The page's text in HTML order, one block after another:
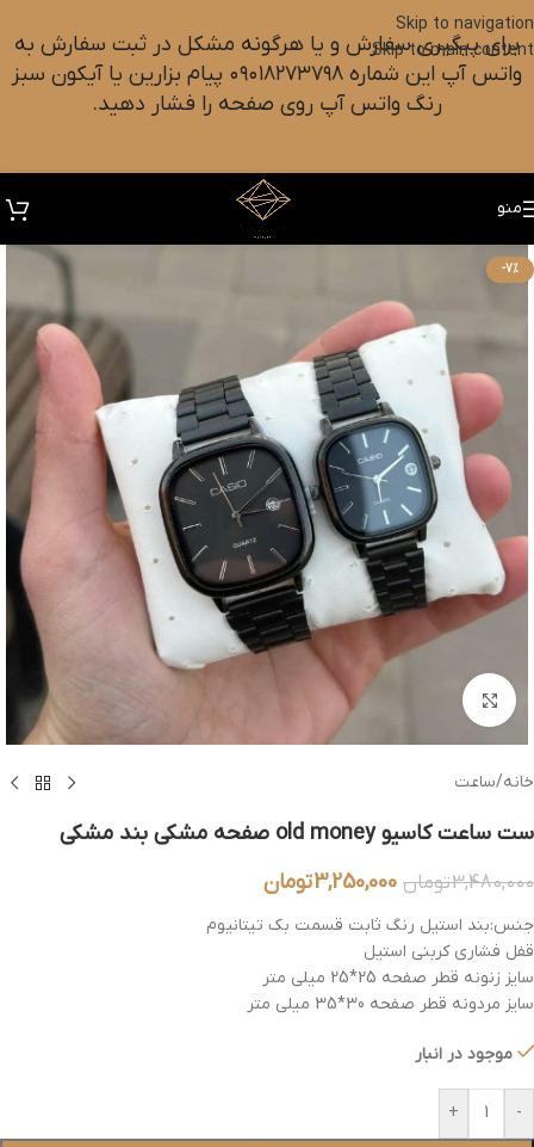
Skip to navigation
Skip to main content
برای پیگیری سفارش و یا هرگونه مشکل در ثبت سفارش به
واتس آپ این شماره ۰۹۰۱۸۲۷۳۷۹۸ پیام بزارین یا آیکون سبز
رنگ واتس آپ روی صفحه را فشار دهید.
منو
-7%
بزرگنمایی تصویر
خانه/ساعت
ست ساعت کاسیو old money صفحه مشکی بند مشکی
3,480,000تومان 3,250,000تومان
جنس:بند استیل رنگ ثابت قسمت بک تیتانیوم
قفل فشاری کربنی استیل
سایز زنونه قطر صفحه 25*25 میلی متر
سایز مردونه قطر صفحه 30*35 میلی متر
موجود در انبار
-
+